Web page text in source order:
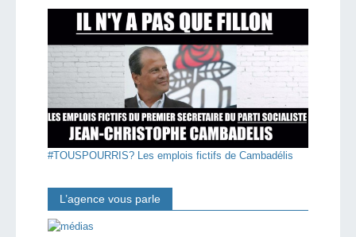
#TOUSPOURRIS? Les emplois fictifs de Cambadélis
L’agence vous parle